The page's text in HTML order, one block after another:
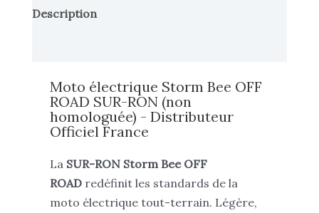
Description
Moto électrique Storm Bee OFF
ROAD SUR-RON (non
homologuée) - Distributeur
Officiel France
La SUR-RON Storm Bee OFF
ROAD redéfinit les standards de la
moto électrique tout-terrain. Légère,